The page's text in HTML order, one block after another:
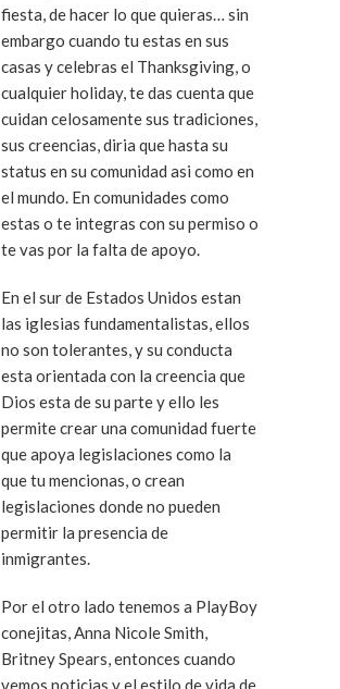
fiesta, de hacer lo que quieras… sin
embargo cuando tu estas en sus
casas y celebras el Thanksgiving, o
cualquier holiday, te das cuenta que
cuidan celosamente sus tradiciones,
sus creencias, diria que hasta su
status en su comunidad asi como en
el mundo. En comunidades como
estas o te integras con su permiso o
te vas por la falta de apoyo.
En el sur de Estados Unidos estan
las iglesias fundamentalistas, ellos
no son tolerantes, y su conducta
esta orientada con la creencia que
Dios esta de su parte y ello les
permite crear una comunidad fuerte
que apoya legislaciones como la
que tu mencionas, o crean
legislaciones donde no pueden
permitir la presencia de
inmigrantes.
Por el otro lado tenemos a PlayBoy
conejitas, Anna Nicole Smith,
Britney Spears, entonces cuando
vemos noticias y el estilo de vida de